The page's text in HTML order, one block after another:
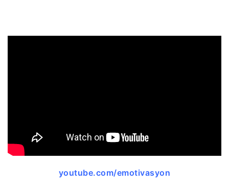
youtube.com/emotivasyon